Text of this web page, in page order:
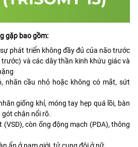
gặp bao gồm:
phát triển không đầy đủ của não trước
và các dây thần kinh khứu giác và
nhãn cầu nhỏ hoặc không có mắt, sứt
giống khỉ, móng tay hẹp quá lồi, bàn
gót chân nổi rõ.
(VSD), còn ống động mạch (PDA), thông
ẩn ở nam giới, tử cung đôi ở nữ